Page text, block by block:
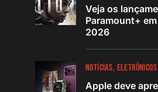
Veja os
Paramount+
2026
NOTÍCIAS ELETRÔNICOS
Apple deve